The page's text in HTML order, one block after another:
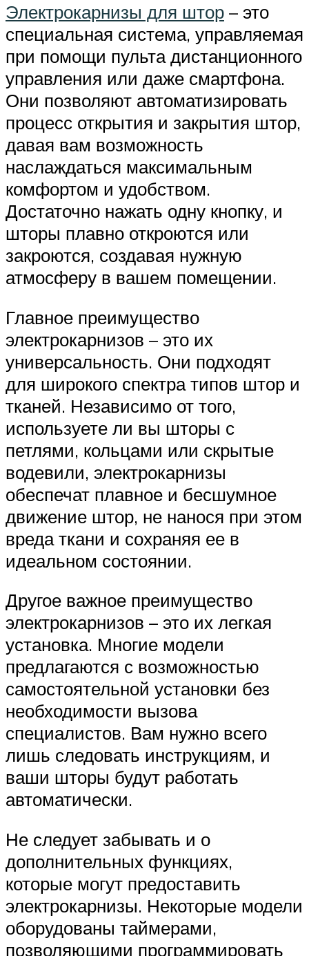
Электрокарнизы для штор – это
специальная система, управляемая
при помощи пульта дистанционного
управления или даже смартфона.
Они позволяют автоматизировать
процесс открытия и закрытия штор,
давая вам возможность
наслаждаться максимальным
комфортом и удобством.
Достаточно нажать одну кнопку, и
шторы плавно откроются или
закроются, создавая нужную
атмосферу в вашем помещении.
Главное преимущество
электрокарнизов – это их
универсальность. Они подходят
для широкого спектра типов штор и
тканей. Независимо от того,
используете ли вы шторы с
петлями, кольцами или скрытые
водевили, электрокарнизы
обеспечат плавное и бесшумное
движение штор, не нанося при этом
вреда ткани и сохраняя ее в
идеальном состоянии.
Другое важное преимущество
электрокарнизов – это их легкая
установка. Многие модели
предлагаются с возможностью
самостоятельной установки без
необходимости вызова
специалистов. Вам нужно всего
лишь следовать инструкциям, и
ваши шторы будут работать
автоматически.
Не следует забывать и о
дополнительных функциях,
которые могут предоставить
электрокарнизы. Некоторые модели
оборудованы таймерами,
позволяющими программировать